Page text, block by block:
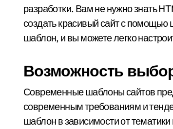
разработки. Вам не нужно знать
создать красивый сайт с
шаблон, и вы можете легко
Возможность
Современные шаблоны сайтов
современным требованиям и
шаблон в зависимости от